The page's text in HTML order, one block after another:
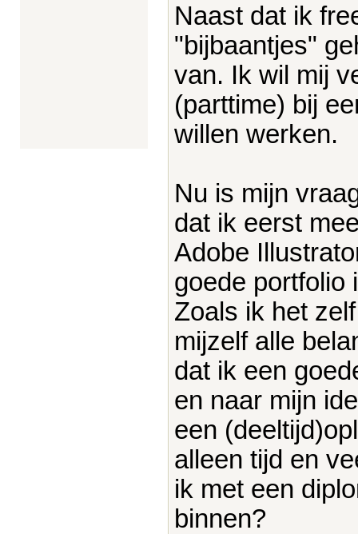
Naast dat ik
"bijbaantjes"
van. Ik wil mij
(parttime) bij
willen werken.
Nu is mijn
dat ik eerst
Adobe
goede portfolio
Zoals ik het
mijzelf alle
dat ik een
en naar mijn
een
alleen tijd en
ik met een
binnen?